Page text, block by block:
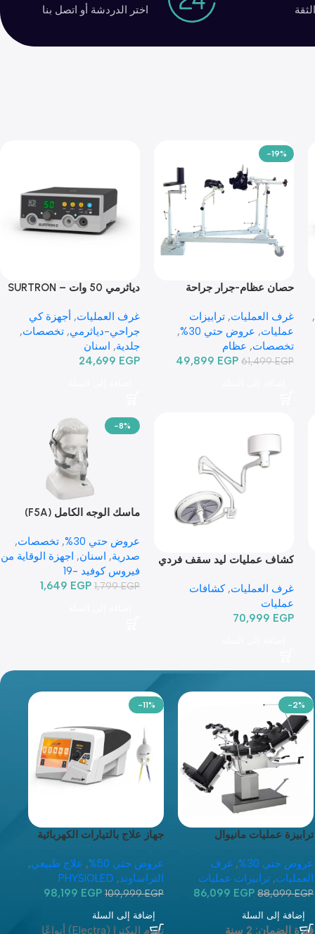
اختر الدردشة أو اتصل بنا
,
-19%
حصان عظام-جرار جراحة
غرف العمليات, ترابيزات
عمليات, عروض حتي 30%
,
تخصصات, عظام
61,499EGP
49,899 EGP
دياثرمي 50 وات – SURTRON
غرف العمليات, أجهزة كي
جراحي-دياثرمي, تخصصات,
جلدية, اسنان
24,699 EGP
كشاف عمليات ليد سقف فردي
غرف العمليات,كشافات
عمليات
70,999 EGP
-8%
ماسك الوجه الكامل (F5A)
عروض حتي 30% , تخصصات,
صدرية, اسنان, اجهزة الوقاية من
فيروس كوفيد -19
1,799EGP
1,649 EGP
-2%
ترابيزة عمليات مانيوال
عروض حتي 30%
, غرف
العمليات, ترابيزات عمليات
88,099EGP
86,099 EGP
إضافة إلى السلة
فترة الضمان: 2 سنة
-11%
جهاز علاج بالتيارات الكهربائية
عروض حتي 50%
, علاج طبيعي,
التراساوند,
PHYSIOLED
109,999EGP
98,199 EGP
إضافة إلى السلة
تقدم إليكترا (Electra) أنواعًا